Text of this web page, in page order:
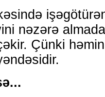
nəzərə
Çünki